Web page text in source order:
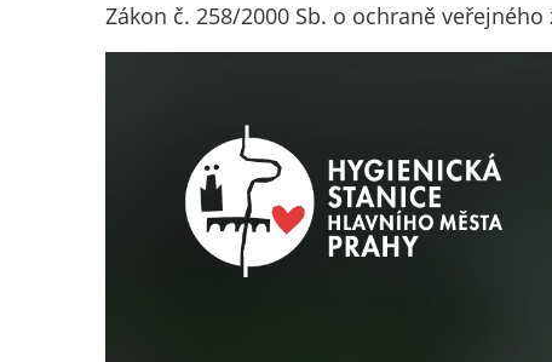
Zákon č. 258/2000 Sb. o ochraně